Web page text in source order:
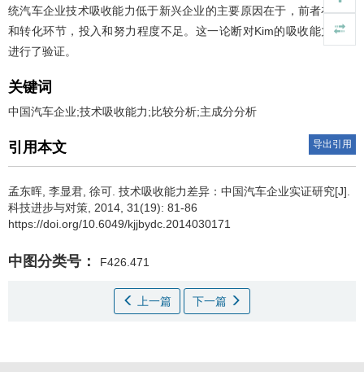
统汽车企业技术吸收能力低于新兴企业的主要原因在于，前者在消化
和转化环节，投入和努力程度不足。这一论断对Kim的吸收能力模型
进行了验证。
关键词
中国汽车企业;技术吸收能力;比较分析;主成分分析
引用本文 导出引用
孟东晖 李显君 徐可 技术吸收能力差异：中国汽车企业实证研究[J].
科技进步与对策, 2014, 31(19): 81-86
https://doi.org/10.6049/kjjbydc.2014030171
中图分类号： F426.471
上一篇 下一篇